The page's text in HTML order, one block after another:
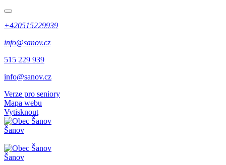
+420515229939
info@sanov.cz
515 229 939
info@sanov.cz
Verze pro seniory
Mapa webu
Vytisknout
Šanov
Šanov